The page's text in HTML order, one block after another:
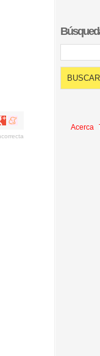
Compartir
meneame
Acerca